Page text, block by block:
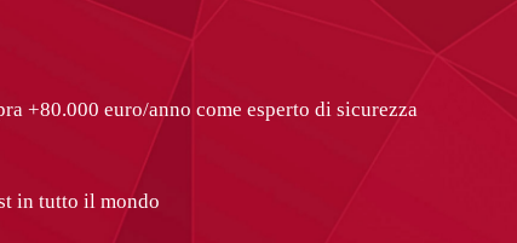
+80.000 euro/anno come esperto di sicurezza
in tutto il mondo